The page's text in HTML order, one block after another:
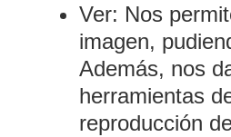
Ver: Nos
imagen,
Además, nos
herramientas
reproducción